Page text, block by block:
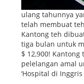
ulang tahunnya
telah membuat
Kantong teh
tiga bulan untuk
$ 12,900!
pelelangan amal
‘Hospital di Inggris